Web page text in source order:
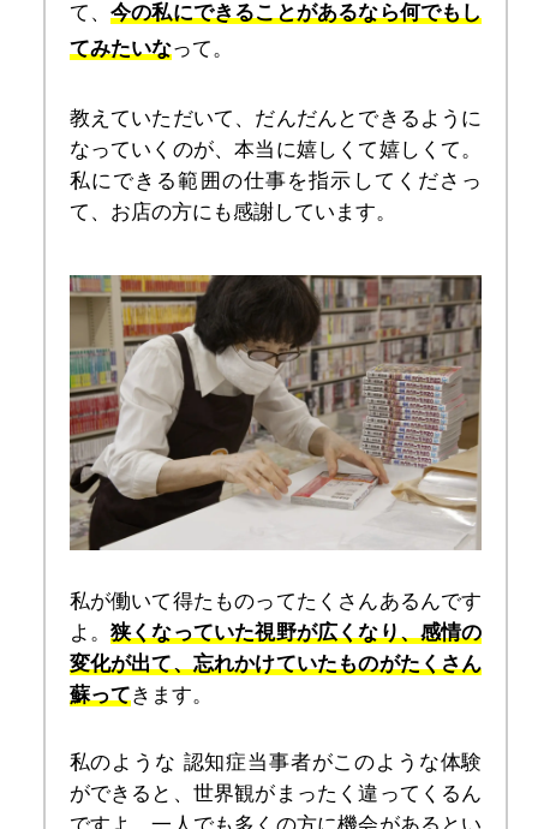
て、今の私にできることがあるなら何でもし
てみたいなって。
教えていただいて、だんだんとできるように
なっていくのが、本当に嬉しくて嬉しくて。
私にできる範囲の仕事を指示してくださっ
て、お店の方にも感謝しています。
私が働いて得たものってたくさんあるんです
よ。狭くなっていた視野が広くなり、感情の
変化が出て、忘れかけていたものがたくさん
蘇ってきます。
私のような 認知症当事者がこのような体験
ができると、世界観がまったく違ってくるん
ですよ。一人でも多くの方に機会があるとい